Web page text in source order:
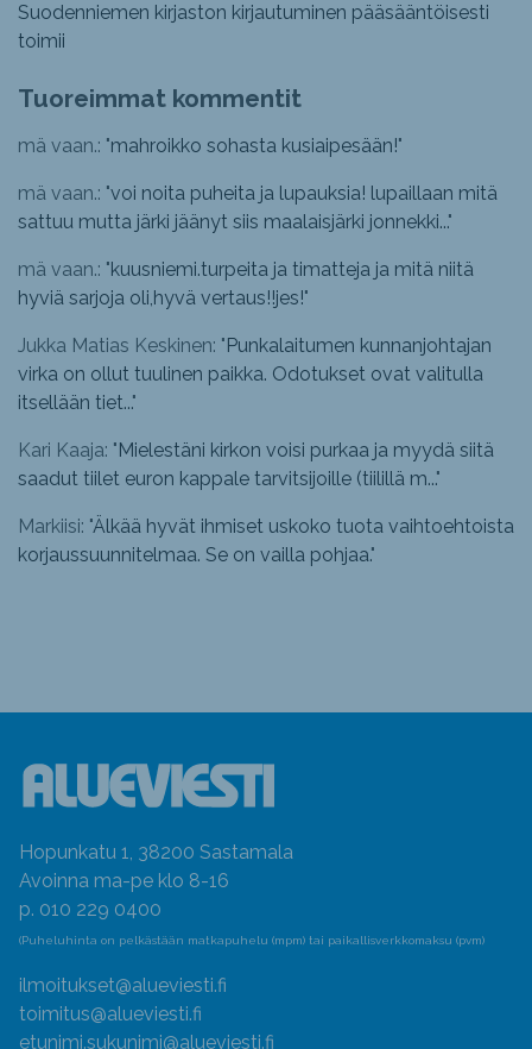
Suodenniemen kirjaston kirjautuminen pääsääntöisesti
toimii
Tuoreimmat kommentit
mä vaan.: "mahroikko sohasta kusiaipesään!"
mä vaan.: "voi noita puheita ja lupauksia! lupaillaan mitä
sattuu mutta järki jäänyt siis maalaisjärki jonnekki..."
mä vaan.: "kuusniemi.turpeita ja timatteja ja mitä niitä
hyviä sarjoja oli,hyvä vertaus!!jes!"
Jukka Matias Keskinen: "Punkalaitumen kunnanjohtajan
virka on ollut tuulinen paikka. Odotukset ovat valitulla
itsellään tiet..."
Kari Kaaja: "Mielestäni kirkon voisi purkaa ja myydä siitä
saadut tiilet euron kappale tarvitsijoille (tiilillä m..."
Markiisi: "Älkää hyvät ihmiset uskoko tuota vaihtoehtoista
korjaussuunnitelmaa. Se on vailla pohjaa."
Hopunkatu 1, 38200 Sastamala
Avoinna ma-pe klo 8-16
p. 010 229 0400
(Puheluhinta on pelkästään matkapuhelu (mpm) tai paikallisverkkomaksu (pvm)
ilmoitukset@alueviesti.fi
toimitus@alueviesti.fi
etunimi.sukunimi@alueviesti.fi